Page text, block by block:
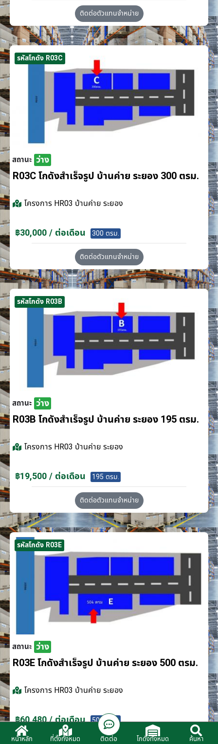
ติดต่อตัวแทนจำหน่าย
รหัสโกดัง R03C
สถานะ ว่าง
R03C โกดังสำเร็จรูป บ้านค่าย ระยอง 300 ตรม.
โครงการ HR03 บ้านค่าย ระยอง
฿30,000 / ต่อเดือน 300 ตรม.
ติดต่อตัวแทนจำหน่าย
รหัสโกดัง R03B
สถานะ ว่าง
R03B โกดังสำเร็จรูป บ้านค่าย ระยอง 195 ตรม.
โครงการ HR03 บ้านค่าย ระยอง
฿19,500 / ต่อเดือน 195 ตรม.
ติดต่อตัวแทนจำหน่าย
รหัสโกดัง R03E
สถานะ ว่าง
R03E โกดังสำเร็จรูป บ้านค่าย ระยอง 500 ตรม.
โครงการ HR03 บ้านค่าย ระยอง
฿60,480 / ต่อเดือน 500 ตรม.
หน้าหลัก ที่ตั้งทั้งหมด ติดต่อ โกดังทั้งหมด ค้นหา